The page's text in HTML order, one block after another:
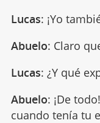
Lucas: ¡Yo
Abuelo: Claro
Lucas: ¿Y qué
Abuelo: ¡De
cuando tenía tu